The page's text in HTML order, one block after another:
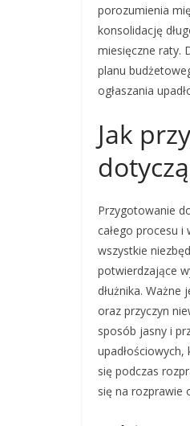
porozumienia
konsolidację
miesięczne raty.
planu
ogłaszania
Jak
Przygotowanie
całego procesu
wszystkie
potwierdzające
dłużnika.
oraz przyczyn
sposób jasny i
się podczas
się na rozprawie